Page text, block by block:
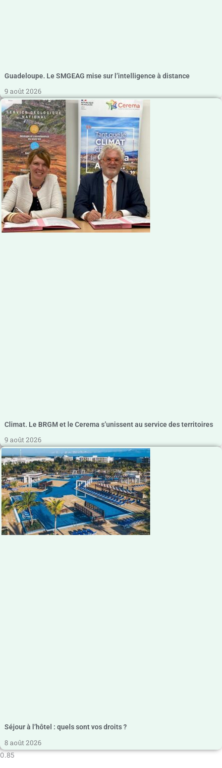
Guadeloupe. Le SMGEAG mise sur l’intelligence à distance
9 août 2026
Climat. Le BRGM et le Cerema s’unissent au service des territoires
9 août 2026
Séjour à l’hôtel : quels sont vos droits ?
8 août 2026